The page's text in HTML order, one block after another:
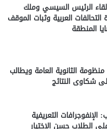
الرئيس السيسي وملك
العربية وثبات الموقف
المنطقة
الثانوية العامة ويطالب
شكاوى النتائج
التعريفية